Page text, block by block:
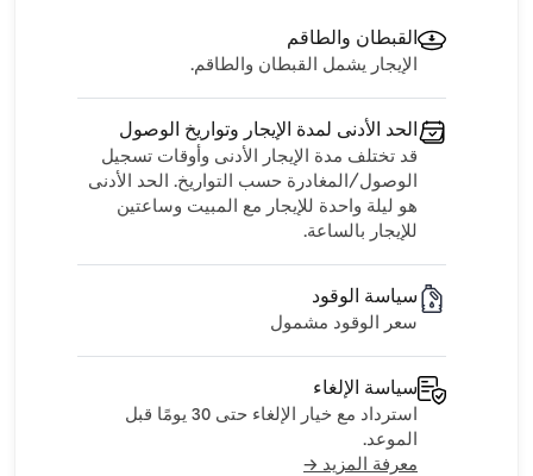
القبطان والطاقم
الإيجار يشمل القبطان والطاقم.
الحد الأدنى لمدة الإيجار وتواريخ الوصول
قد تختلف مدة الإيجار الأدنى وأوقات تسجيل
الوصول/المغادرة حسب التواريخ. الحد الأدنى
هو ليلة واحدة للإيجار مع المبيت وساعتين
للإيجار بالساعة.
سياسة الوقود
سعر الوقود مشمول
سياسة الإلغاء
استرداد مع خيار الإلغاء حتى 30 يومًا قبل
الموعد.
معرفة المزيد →